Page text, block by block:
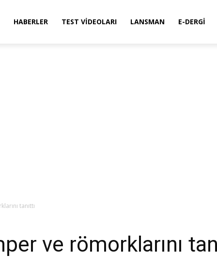
HABERLER TEST VIDEOLARI LANSMAN E-DERGI
tanıttı
ve römorklarını